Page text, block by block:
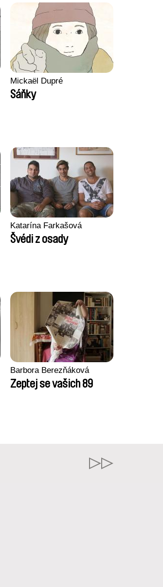
Mickaël Dupré
Sáňky
Katarína Farkašová
Švédi z osady
Barbora Berezňáková
Zeptej se vašich 89